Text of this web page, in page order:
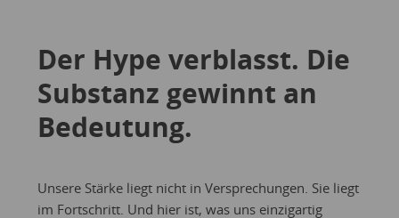
Der Hype verblasst. Die
Substanz gewinnt an
Bedeutung.
Unsere Stärke liegt nicht in Versprechungen. Sie liegt
im Fortschritt. Und hier ist, was uns einzigartig